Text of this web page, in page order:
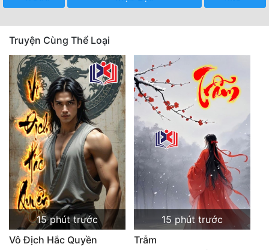
Mưu Mô
Mạt Thế
Ngôn Tình
Ngược
Nữ Cường
Nữ Phụ
Phong Thủy - Tâm Linh
Phương Tây
Phản Phái
Quan Trường
Truyện Cùng Thể Loại
15 phút trước
Vô Địch Hắc Quyền
15 phút trước
Trẫm